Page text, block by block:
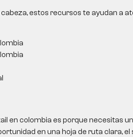
estos recursos te ayudan a
en colombia es porque necesitas
en una hoja de ruta clara, el